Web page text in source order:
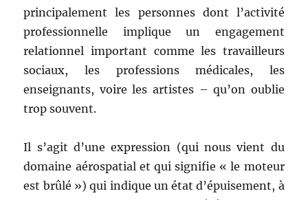
principalement les personnes dont l’activité
professionnelle implique un engagement
relationnel important comme les travailleurs
sociaux, les professions médicales, les
enseignants, voire les artistes – qu’on oublie
trop souvent.
Il s’agit d’une expression (qui nous vient du
domaine aérospatial et qui signifie « le moteur
est brûlé ») qui indique un état d’épuisement, à